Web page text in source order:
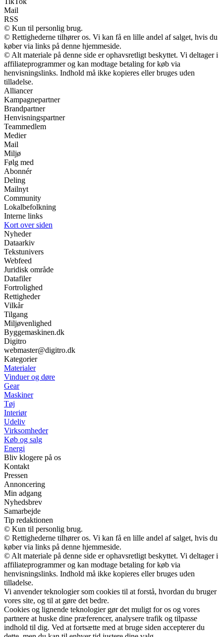
Mail
RSS
© Kun til personlig brug.
© Rettighederne tilhører os. Vi kan få en lille andel af salget, hvis du
køber via links på denne hjemmeside.
© Alt materiale på denne side er ophavsretligt beskyttet. Vi deltager i
affiliateprogrammer og kan modtage betaling for køb via
henvisningslinks. Indhold må ikke kopieres eller bruges uden
tilladelse.
Alliancer
Kampagnepartner
Brandpartner
Henvisningspartner
Teammedlem
Medier
Mail
Miljø
Følg med
Abonnér
Deling
Mailnyt
Community
Lokalbefolkning
Interne links
Kort over siden
Nyheder
Dataarkiv
Tekstunivers
Webfeed
Juridisk område
Datafiler
Fortrolighed
Rettigheder
Vilkår
Tilgang
Miljøvenlighed
Byggemaskinen.dk
Digitro
webmaster@digitro.dk
Kategorier
Materialer
Vinduer og døre
Gear
Maskiner
Tøj
Interiør
Udeliv
Virksomheder
Køb og salg
Energi
Bliv klogere på os
Kontakt
Pressen
Annoncering
Min adgang
Nyhedsbrev
Samarbejde
Tip redaktionen
© Kun til personlig brug.
© Rettighederne tilhører os. Vi kan få en lille andel af salget, hvis du
køber via links på denne hjemmeside.
© Alt materiale på denne side er ophavsretligt beskyttet. Vi deltager i
affiliateprogrammer og kan modtage betaling for køb via
henvisningslinks. Indhold må ikke kopieres eller bruges uden
tilladelse.
Vi anvender teknologier som cookies til at forstå, hvordan du bruger
vores site, og til at gøre det bedre.
Cookies og lignende teknologier gør det muligt for os og vores
partnere at huske dine præferencer, analysere trafik og tilpasse
indhold til dig. Ved at fortsætte med at bruge siden accepterer du